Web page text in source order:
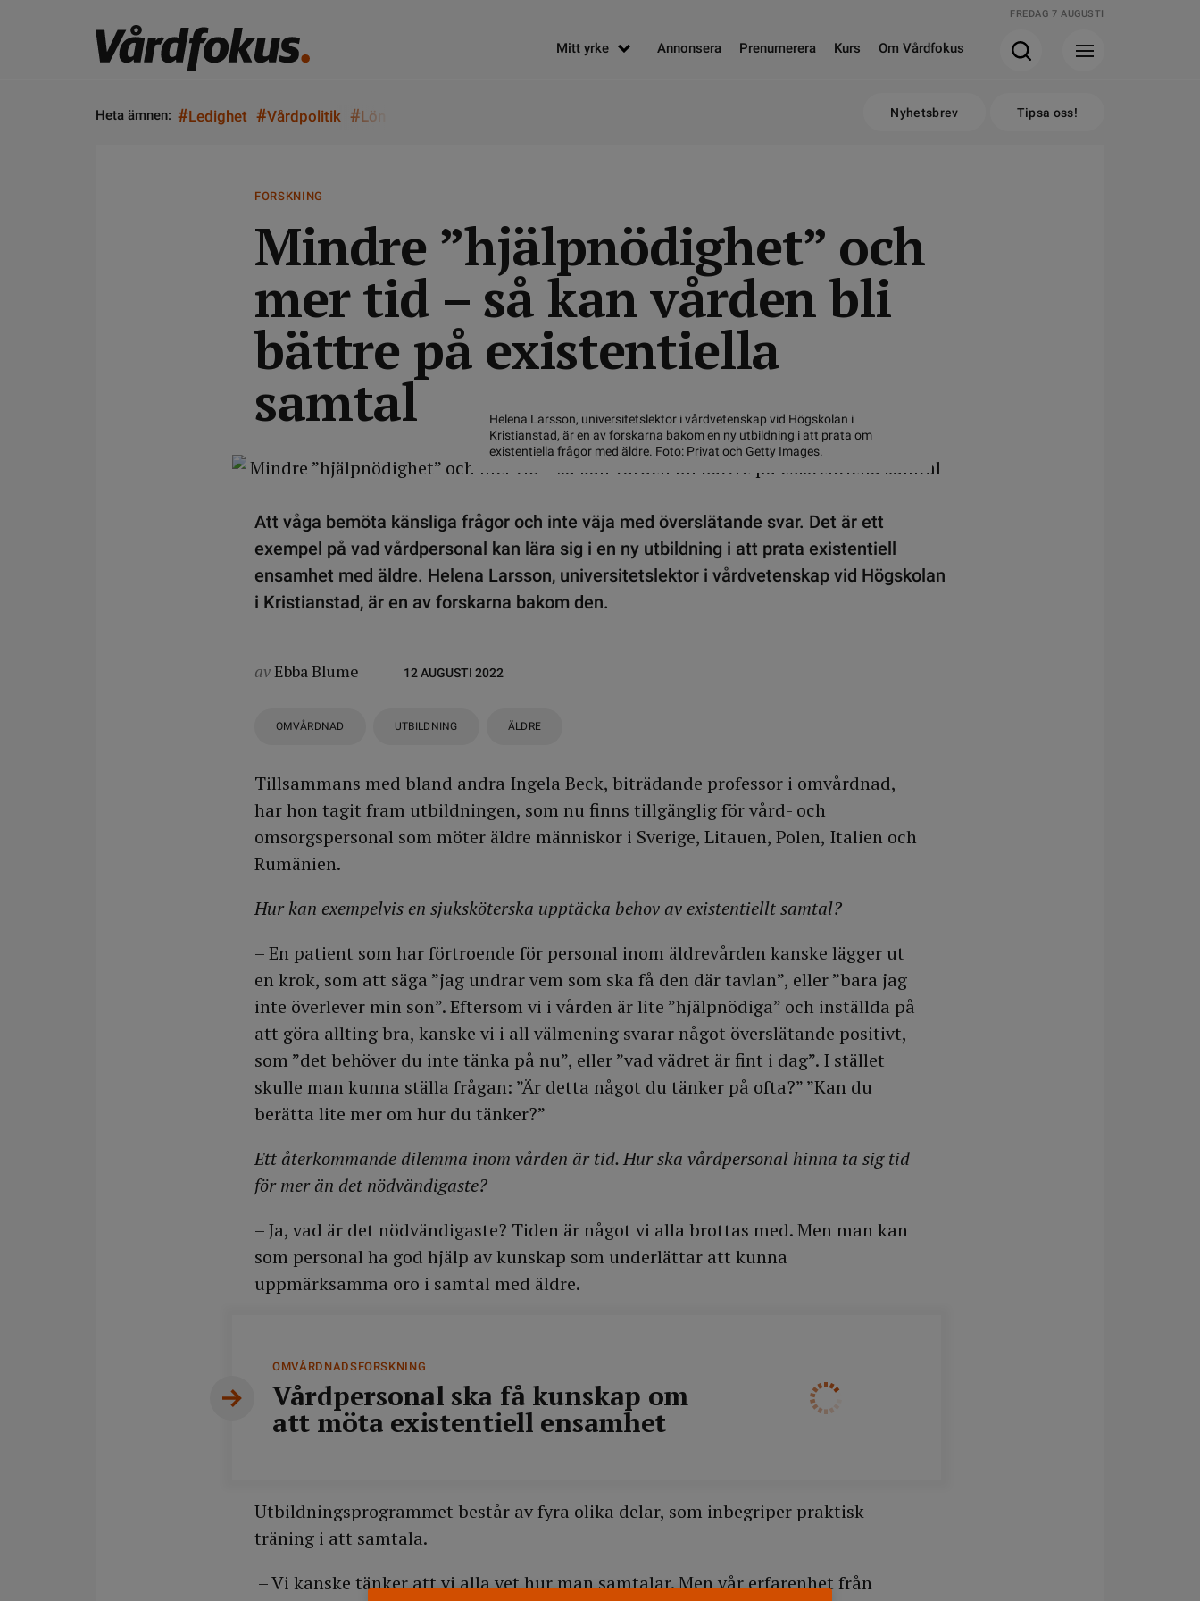
FREDAG 7 AUGUSTI
Mitt yrke Annonsera Prenumerera Kurs Om Vårdfokus
Heta ämnen: #Ledighet #Vårdpolitik #Lön Nyhetsbrev Tipsa oss!
FORSKNING
Mindre ”hjälpnödighet” och
mer tid – så kan vården bli
bättre på existentiella
samtal
Helena Larsson, universitetslektor i vårdvetenskap vid Högskolan i
Kristianstad, är en av forskarna bakom en ny utbildning i att prata om
existentiella frågor med äldre. Foto: Privat och Getty Images.
Att våga bemöta känsliga frågor och inte väja med överslätande svar. Det är ett
exempel på vad vårdpersonal kan lära sig i en ny utbildning i att prata existentiell
ensamhet med äldre. Helena Larsson, universitetslektor i vårdvetenskap vid Högskolan
i Kristianstad, är en av forskarna bakom den.
avEbba Blume 12 AUGUSTI 2022
OMVÅRDNAD UTBILDNING ÄLDRE
Tillsammans med bland andra Ingela Beck, biträdande professor i omvårdnad,
har hon tagit fram utbildningen, som nu finns tillgänglig för vård- och
omsorgspersonal som möter äldre människor i Sverige, Litauen, Polen, Italien och
Rumänien.
Hur kan exempelvis en sjuksköterska upptäcka behov av existentiellt samtal?
– En patient som har förtroende för personal inom äldrevården kanske lägger ut
en krok, som att säga ”jag undrar vem som ska få den där tavlan”, eller ”bara jag
inte överlever min son”. Eftersom vi i vården är lite ”hjälpnödiga” och inställda på
att göra allting bra, kanske vi i all välmening svarar något överslätande positivt,
som ”det behöver du inte tänka på nu”, eller ”vad vädret är fint i dag”. I stället
skulle man kunna ställa frågan: ”Är detta något du tänker på ofta?” ”Kan du
berätta lite mer om hur du tänker?”
Ett återkommande dilemma inom vården är tid. Hur ska vårdpersonal hinna ta sig tid
för mer än det nödvändigaste?
– Ja, vad är det nödvändigaste? Tiden är något vi alla brottas med. Men man kan
som personal ha god hjälp av kunskap som underlättar att kunna
uppmärksamma oro i samtal med äldre.
OMVÅRDNADSFORSKNING
Vårdpersonal ska få kunskap om
att möta existentiell ensamhet
Utbildningsprogrammet består av fyra olika delar, som inbegriper praktisk
träning i att samtala.
– Vi kanske tänker att vi alla vet hur man samtalar. Men vår erfarenhet från